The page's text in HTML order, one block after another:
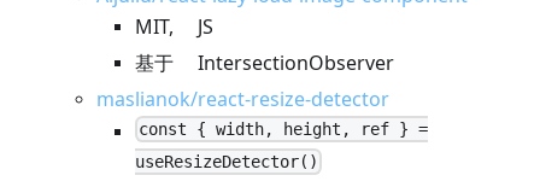
MIT, JS
基于 IntersectionObserver
maslianok/react-resize-detector
const { width, height, ref } =
useResizeDetector()